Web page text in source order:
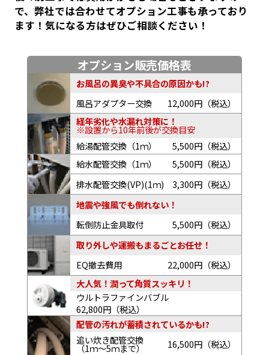
で、弊社では合わせてオプション工事も承っており
ます！気になる方はぜひご相談ください！
オプション販売価格表
お風呂の異臭や不具合の原因かも!?
風呂アダプター交換
12,000円（税込）
経年劣化や水漏れ対策に！
※設置から10年前後が交換目安
給湯配管交換（1ｍ）
5,500円（税込）
給水配管交換（1ｍ）
5,500円（税込）
排水配管交換(VP)(1ｍ)
3,300円（税込）
地震や強風でも倒れない！
転倒防止金具取付
5,500円（税込）
取り外しや運搬もまるごとお任せ！
EQ撤去費用
22,000円（税込）
大人気！潤って角質スッキリ！
ウルトラファインバブル
62,800円（税込）
配管の汚れが蓄積されているかも!?
追い炊き配管交換
（1ｍ～5ｍまで）
16,500円（税込）